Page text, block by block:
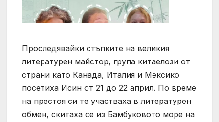
Проследявайки стъпките на великия
литературен майстор, група китаелози от
страни като Канада, Италия и Мексико
посетиха Исин от 21 до 22 април. По време
на престоя си те участваха в литературен
обмен, скитаха се из Бамбуковото море на